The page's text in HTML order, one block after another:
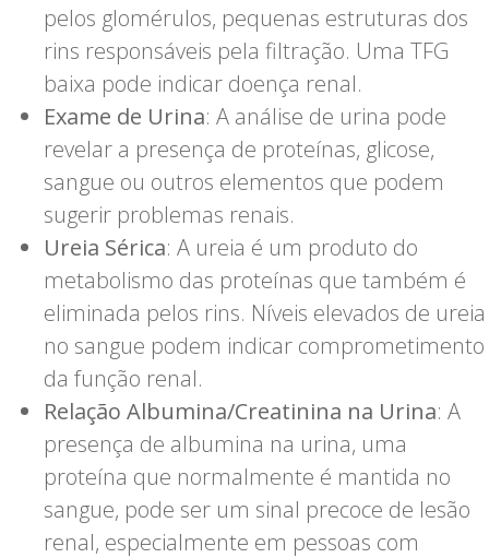
pelos glomérulos, pequenas estruturas dos
rins responsáveis pela filtração. Uma TFG
baixa pode indicar doença renal.
Exame de Urina: A análise de urina pode
revelar a presença de proteínas, glicose,
sangue ou outros elementos que podem
sugerir problemas renais.
Ureia Sérica: A ureia é um produto do
metabolismo das proteínas que também é
eliminada pelos rins. Níveis elevados de ureia
no sangue podem indicar comprometimento
da função renal.
Relação Albumina/Creatinina na Urina: A
presença de albumina na urina, uma
proteína que normalmente é mantida no
sangue, pode ser um sinal precoce de lesão
renal, especialmente em pessoas com